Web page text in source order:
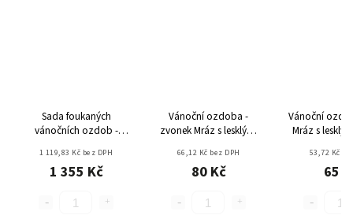
Sada foukaných
vánočních ozdob -
1 119,83 Kč bez DPH
1 355 Kč
Vánoční ozdoba -
zvonek Mráz s lesklými
66,12 Kč bez DPH
80 Kč
Vánoční
Mráz s
53,72 Kč
65